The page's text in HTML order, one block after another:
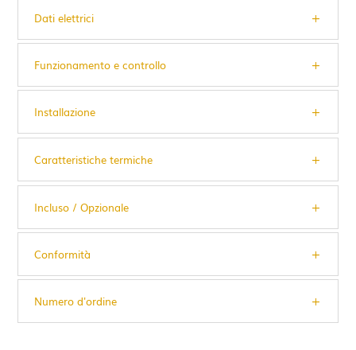
Dati elettrici
Funzionamento e controllo
Installazione
Caratteristiche termiche
Incluso / Opzionale
Conformità
Numero d'ordine